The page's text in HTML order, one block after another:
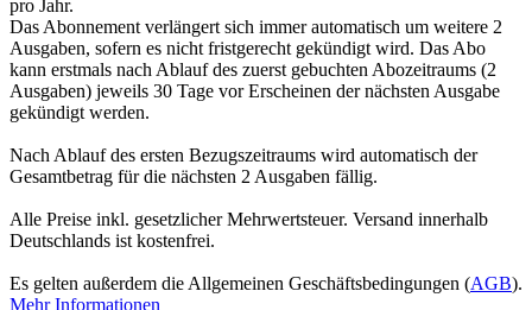
pro Jahr.
Das Abonnement verlängert sich immer automatisch um weitere 2
Ausgaben, sofern es nicht fristgerecht gekündigt wird. Das Abo
kann erstmals nach Ablauf des zuerst gebuchten Abozeitraums (2
Ausgaben) jeweils 30 Tage vor Erscheinen der nächsten Ausgabe
gekündigt werden.
Nach Ablauf des ersten Bezugszeitraums wird automatisch der
Gesamtbetrag für die nächsten 2 Ausgaben fällig.
Alle Preise inkl. gesetzlicher Mehrwertsteuer. Versand innerhalb
Deutschlands ist kostenfrei.
Es gelten außerdem die Allgemeinen Geschäftsbedingungen (AGB).
Mehr Informationen